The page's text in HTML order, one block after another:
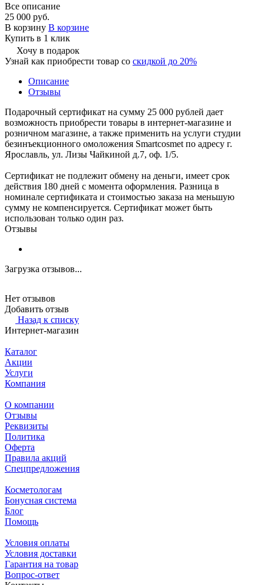
Все описание
25 000 руб.
В корзину В корзине
Купить в 1 клик
Хочу в подарок
Узнай как приобрести товар со скидкой до 20%
Описание
Отзывы
Подарочный сертификат на сумму 25 000 рублей дает
возможность приобрести товары в интернет-магазине и
розничном магазине, а также применить на услуги студии
безинъекционного омоложения Smartcosmet по адресу г.
Ярославль, ул. Лизы Чайкиной д.7, оф. 1/5.
Сертификат не подлежит обмену на деньги, имеет срок
действия 180 дней с момента оформления. Разница в
номинале сертификата и стоимостью заказа на меньшую
сумму не компенсируется. Сертификат может быть
использован только один раз.
Отзывы
Загрузка отзывов...
Нет отзывов
Добавить отзыв
Назад к списку
Интернет-магазин
Каталог
Акции
Услуги
Компания
О компании
Отзывы
Реквизиты
Политика
Оферта
Правила акций
Спецпредложения
Косметологам
Бонусная система
Блог
Помощь
Условия оплаты
Условия доставки
Гарантия на товар
Вопрос-ответ